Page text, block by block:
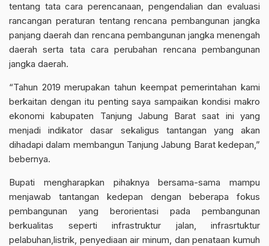
tentang tata cara perencanaan, pengendalian dan evaluasi
rancangan peraturan tentang rencana pembangunan jangka
panjang daerah dan rencana pembangunan jangka menengah
daerah serta tata cara perubahan rencana pembangunan
jangka daerah.
“Tahun 2019 merupakan tahun keempat pemerintahan kami
berkaitan dengan itu penting saya sampaikan kondisi makro
ekonomi kabupaten Tanjung Jabung Barat saat ini yang
menjadi indikator dasar sekaligus tantangan yang akan
dihadapi dalam membangun Tanjung Jabung Barat kedepan,”
bebernya.
Bupati mengharapkan pihaknya bersama-sama mampu
menjawab tantangan kedepan dengan beberapa fokus
pembangunan yang berorientasi pada pembangunan
berkualitas seperti infrastruktur jalan, infrasrtuktur
pelabuhan,listrik, penyediaan air minum, dan penataan kumuh